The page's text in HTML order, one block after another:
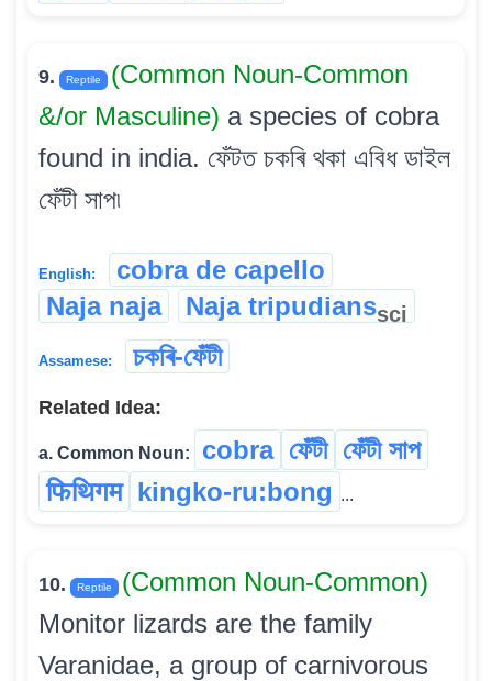
9. Reptile
(Common Noun-Common
&/or Masculine) a species of cobra
found in india. ফেঁটত চকৰি থকা এবিধ ডাইল
ফেঁটী সাপ৷
English:
cobra de capello
Naja naja
Naja tripudianssci
Assamese: চকৰি-ফেঁটী
Related Idea:
a. Common Noun: cobra ফেঁটী ফেঁটী সাপ
फिथिगम kingko-ru:bong ...
10. Reptile
(Common Noun-Common)
Monitor lizards are the family
Varanidae, a group of carnivorous